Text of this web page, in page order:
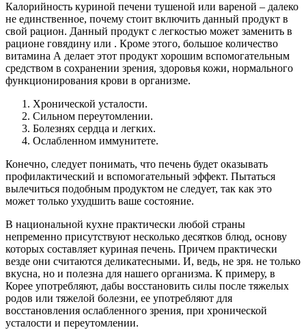
Калорийность куриной печени тушеной или вареной – далеко
не единственное, почему стоит включить данный продукт в
свой рацион. Данный продукт с легкостью может заменить в
рационе говядину или . Кроме этого, большое количество
витамина А делает этот продукт хорошим вспомогательным
средством в сохранении зрения, здоровья кожи, нормального
функционирования крови в организме.
Хронической усталости.
Сильном переутомлении.
Болезнях сердца и легких.
Ослабленном иммунитете.
Конечно, следует понимать, что печень будет оказывать
профилактический и вспомогательный эффект. Пытаться
вылечиться подобным продуктом не следует, так как это
может только ухудшить ваше состояние.
В национальной кухне практически любой страны
непременно присутствуют несколько десятков блюд, основу
которых составляет куриная печень. Причем практически
везде они считаются деликатесными. И, ведь, не зря. не только
вкусна, но и полезна для нашего организма. К примеру, в
Корее употребляют, дабы восстановить силы после тяжелых
родов или тяжелой болезни, ее употребляют для
восстановления ослабленного зрения, при хронической
усталости и переутомлении.